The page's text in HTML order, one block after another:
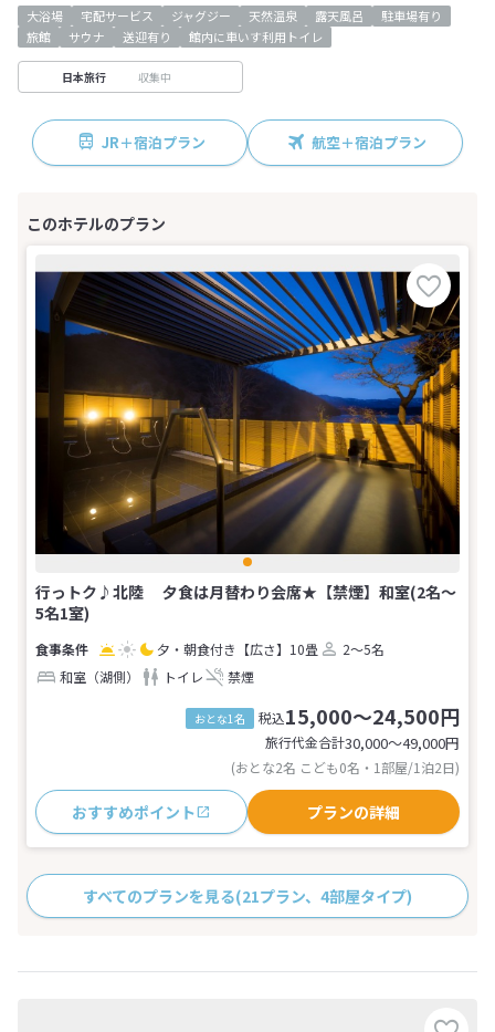
大浴場 宅配サービス ジャグジー 天然温泉 露天風呂
駐車場有り
旅館
サウナ 送迎有り 館内に車いす利用トイレ
日本旅行 収集中
JR＋宿泊プラン 航空＋宿泊プラン
行っトク♪北陸 夕食は月替わり会席★【禁煙】和室(2名～
5名1室)
夕・朝食付き 【広さ】10畳
2～5名
和室（湖側）
トイレ 禁煙
おとな1名 税込15,000～24,500円
旅行代金合計30,000〜49,000円
(おとな2名 こども0名・1部屋/1泊2日)
おすすめポイント プランの詳細
すべてのプランを見る(21プラン、4部屋タイプ)